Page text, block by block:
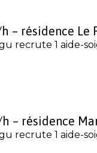
résidence Le
recrute 1 aide-
– résidence
recrute 1 aide-